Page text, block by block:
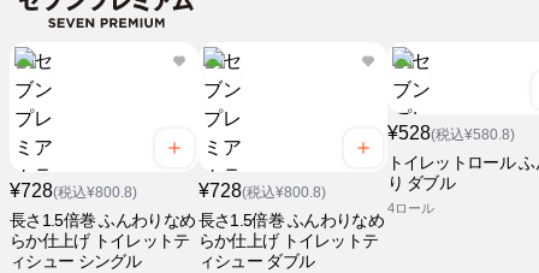
¥728(税込¥800.8)
長さ1.5倍巻 ふんわりなめ
らか仕上げ トイレットテ
ィシュー シングル
¥728(税込¥800.8)
長さ1.5倍巻 ふんわりなめ
らか仕上げ トイレットテ
ィシュー ダブル
¥528(税込¥580.8)
トイレットロール
り ダブル
4ロール